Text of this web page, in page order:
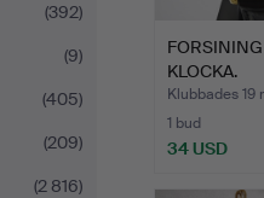
(392)
(9)
(405)
(209)
(2 816)
KLOCKA.
Klubbades 19
1 bud
34 USD